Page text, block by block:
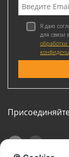
Я даю
для связи